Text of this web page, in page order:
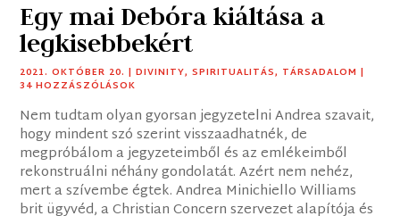
Egy mai Debóra kiáltása a
legkisebbekért
2021. OKTÓBER 20. |DIVINITY,SPIRITUALITÁS, TÁRSADALOM |
34 HOZZÁSZÓLÁSOK
Nem tudtam olyan gyorsan jegyzetelni Andrea szavait,
hogy mindent szó szerint visszaadhatnék, de
megpróbálom a jegyzeteimből és az emlékeimből
rekonstruálni néhány gondolatát. Azért nem nehéz,
mert a szívembe égtek. Andrea Minichiello Williams
brit ügyvéd, a Christian Concern szervezet alapítója és